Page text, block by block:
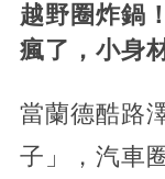
越野圈炸鍋
瘋了，小身
當蘭德酷路
子」，汽車